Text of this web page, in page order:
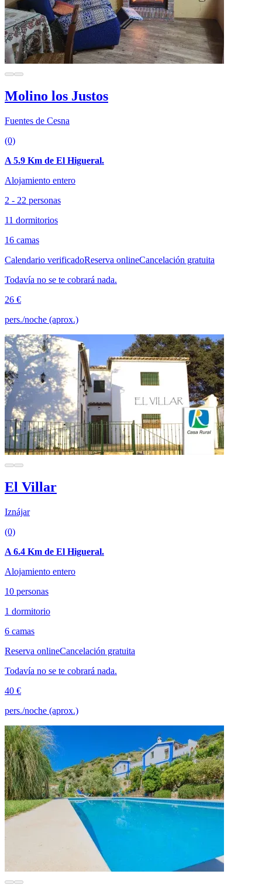
Molino los Justos
Fuentes de Cesna
(0)
A 5.9 Km de El Higueral.
Alojamiento entero
2 - 22 personas
11 dormitorios
16 camas
Calendario verificadoReserva onlineCancelación gratuita
Todavía no se te cobrará nada.
26 €
pers./noche (aprox.)
El Villar
Iznájar
(0)
A 6.4 Km de El Higueral.
Alojamiento entero
10 personas
1 dormitorio
6 camas
Reserva onlineCancelación gratuita
Todavía no se te cobrará nada.
40 €
pers./noche (aprox.)